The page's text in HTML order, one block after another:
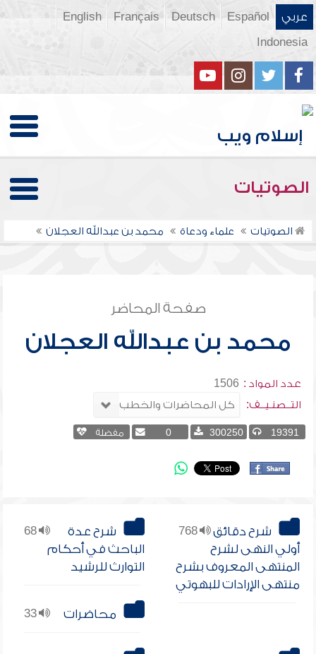
عربي Español
Deutsch
Français
English
Indonesia
الصوتيات
الصوتيات علماء ودعاة محمد بن عبدالله العجلان
صفحة المحاضر
محمد بن عبدالله العجلان
عدد المواد : 1506
التــصنـيــف:
19391
300250
0 مفضلة
768
شرح دقائق
أولي النهى لشرح
المنتهى المعروف بشرح
منتهى الإرادات للبهوتي
68
شرح عدة
الباحث في أحكام
التوارث للرشيد
33 محاضرات